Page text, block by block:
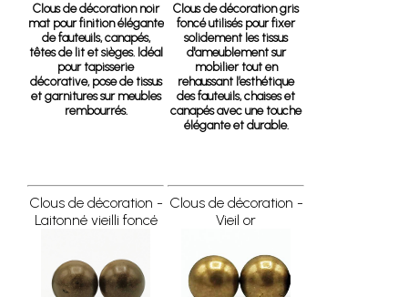
Clous de décoration noir
mat pour finition élégante
de fauteuils, canapés,
têtes de lit et sièges. Idéal
pour tapisserie
décorative, pose de tissus
et garnitures sur meubles
rembourrés.
Clous de décoration gris
foncéutilisés pour fixer
solidement les tissus
d'ameublement sur
mobilier tout en
rehaussant l’esthétique
des fauteuils, chaises et
canapés avec une touche
élégante et durable.
Clous de décoration -
Laitonné vieilli foncé
Clous de décoration -
Vieil or